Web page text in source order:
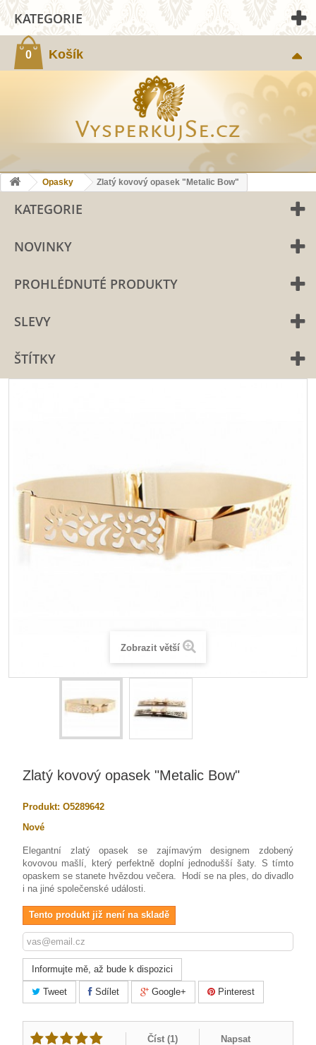
0 Košík
KATEGORIE
Opasky Zlatý kovový opasek "Metalic Bow"
KATEGORIE
NOVINKY
PROHLÉDNUTÉ PRODUKTY
SLEVY
ŠTÍTKY
Zobrazit větší
Zlatý kovový opasek "Metalic Bow"
Produkt: O5289642
Nové
Elegantní zlatý opasek se zajímavým designem zdobený
kovovou mašlí, který perfektně doplní jednodušší šaty. S tímto
opaskem se stanete hvězdou večera. Hodí se na ples, do divadlo
i na jiné společenské události.
Tento produkt již není na skladě
Informujte mě, až bude k dispozici
Tweet Sdílet Google+ Pinterest
Číst (1) Napsat